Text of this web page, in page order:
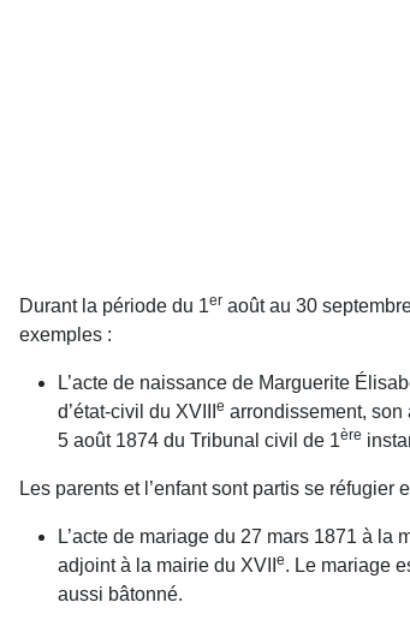
Durant la période du 1er août au 30
exemples :
L’acte de naissance de Marguerite
d’état-civil du XVIII
e arrondissement, son
5 août 1874 du Tribunal civil de 1ère
Les parents et l’enfant sont partis se réfugier
L’acte de mariage du 27 mars 1871 à la
adjoint à la mairie du XVII e. Le mariage
aussi bâtonné.